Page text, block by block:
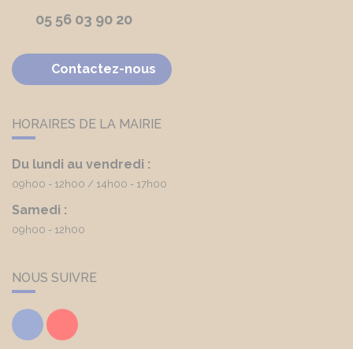
05 56 03 90 20
Contactez-nous
HORAIRES DE LA MAIRIE
Du lundi au vendredi :
09h00 - 12h00 14h00 - 17h00
Samedi :
09h00 - 12h00
NOUS SUIVRE
FacebookYoutube